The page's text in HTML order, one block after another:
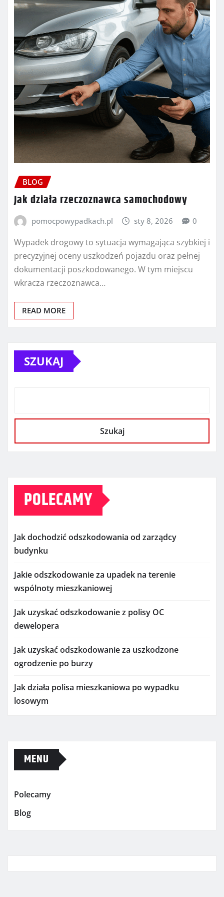
BLOG
Jak działa rzeczoznawca samochodowy
pomocpowypadkach.pl sty 8, 2026 0
Wypadek drogowy to sytuacja wymagająca szybkiej i
precyzyjnej oceny uszkodzeń pojazdu oraz pełnej
dokumentacji poszkodowanego. W tym miejscu
wkracza rzeczoznawca…
READ MORE
SZUKAJ
Szukaj
POLECAMY
Jak dochodzić odszkodowania od zarządcy
budynku
Jakie odszkodowanie za upadek na terenie
wspólnoty mieszkaniowej
Jak uzyskać odszkodowanie z polisy OC
dewelopera
Jak uzyskać odszkodowanie za uszkodzone
ogrodzenie po burzy
Jak działa polisa mieszkaniowa po wypadku
losowym
MENU
Polecamy
Blog